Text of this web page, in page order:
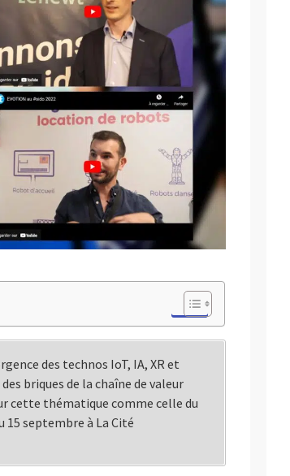
des technos IoT, IA, XR et
briques de la chaîne de valeur
cette thématique comme celle du
15 septembre à La Cité